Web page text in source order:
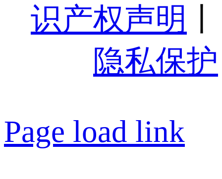
识产权声明
隐私保护
Page load link